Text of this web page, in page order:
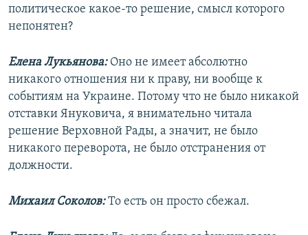
политическое какое-то решение, смысл которого
непонятен?
Елена Лукьянова: Оно не имеет абсолютно
никакого отношения ни к праву, ни вообще к
событиям на Украине. Потому что не было никакой
отставки Януковича, я внимательно читала
решение Верховной Рады, а значит, не было
никакого переворота, не было отстранения от
должности.
Михаил Соколов:То есть он просто сбежал.